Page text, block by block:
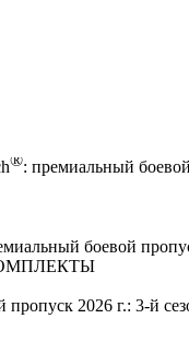
®: премиальный боевой
боевой
2026 г.: 3-й